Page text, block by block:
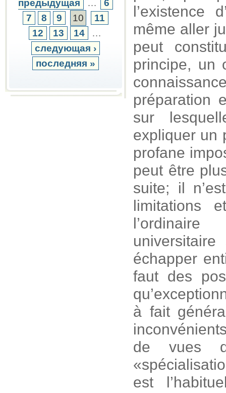
предыдущая …
6
7
8 9 10
11
12
13 14
…
следующая ›
последняя »
l’existence
même aller
peut
principe, un
préparation
sur
expliquer un
profane
peut être
suite; il
limitations
l’ordinaire
échapper
faut des
à fait
de vues
est